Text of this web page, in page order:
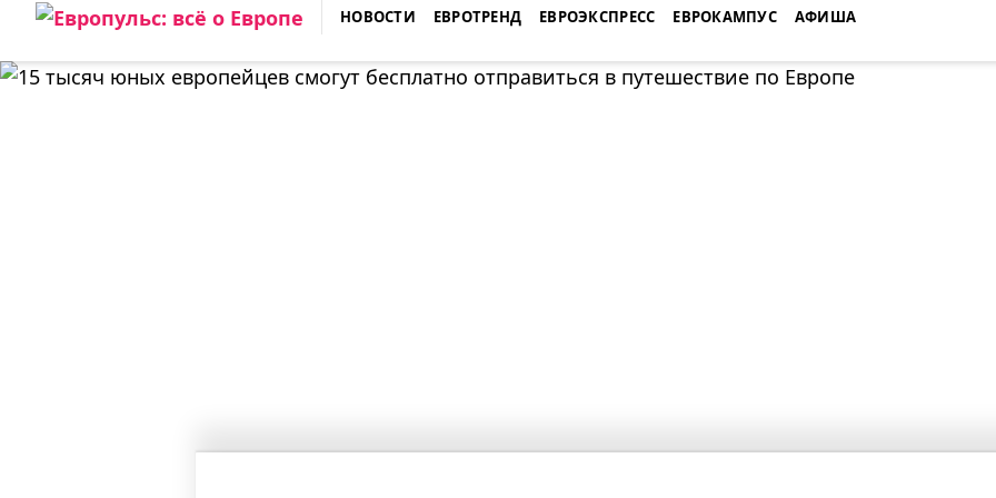
Skip
content
ЕВРОПУЛЬС: ВСЁ О ЕВРОПЕ
НОВОСТИ ЕВРОТРЕНД ЕВРОЭКСПРЕСС ЕВРОКАМПУС АФИША